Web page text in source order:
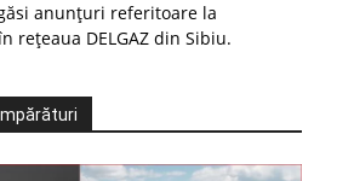
anunțuri referitoare la
rețeaua DELGAZ din Sibiu.